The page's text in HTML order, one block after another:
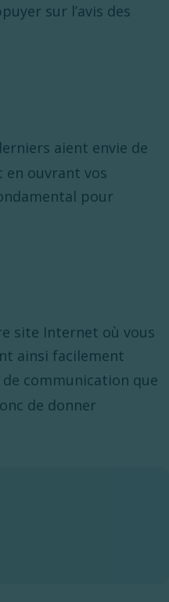
sur l’avis des
aient envie de
en ouvrant vos
pour
site Internet où vous
ainsi facilement
de communication que
de donner